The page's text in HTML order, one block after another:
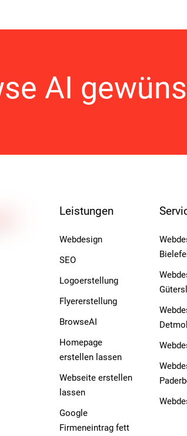
AI
Leistungen
Webdesign
SEO
Logoerstellung
Flyererstellung
BrowseAI
Homepage
erstellen lassen
Webseite erstellen
lassen
Google
Firmeneintrag fett